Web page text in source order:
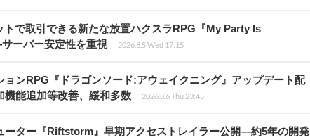
で取引できる新たな放置ハクスラRPG『My Party Is
ーバー安定性を重視
2026.8.5 Wed 17:15
ンRPG『ドラゴンソード:アウェイクニング』アップデート配
機能追加等改善、緩和多数
2026.8.6 Thu 23:45
ーター『Riftstorm』早期アクセストレイラー公開―約5年の開発